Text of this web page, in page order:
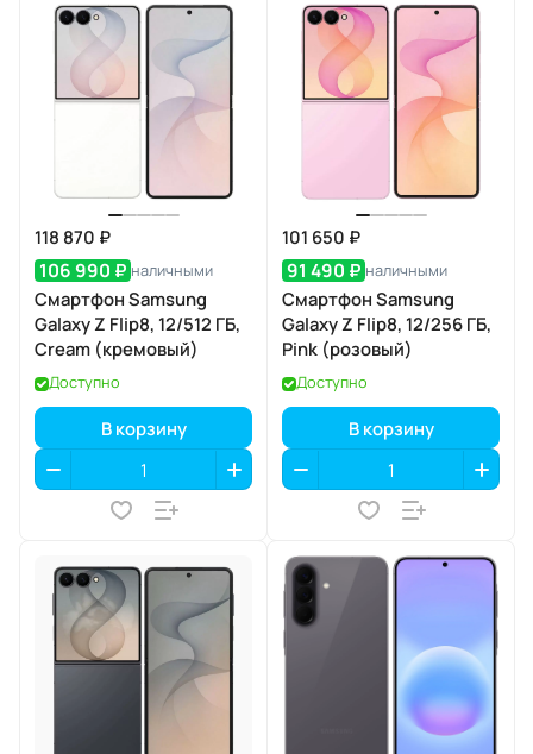
118 870 ₽
106 990 ₽ наличными
Смартфон Samsung
Galaxy Z Flip8, 12/512 ГБ,
Cream (кремовый)
Доступно
В корзину
101 650 ₽
91 490 ₽ наличными
Смартфон Samsung
Galaxy Z Flip8, 12/256 ГБ,
Pink (розовый)
Доступно
В корзину